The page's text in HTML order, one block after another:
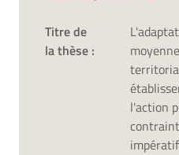
Titre de
la thèse :
l'action